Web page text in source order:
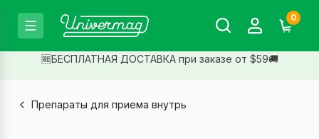
0
🆓БЕСПЛАТНАЯ ДОСТАВКА при заказе от $59🚚
Препараты для приема внутрь